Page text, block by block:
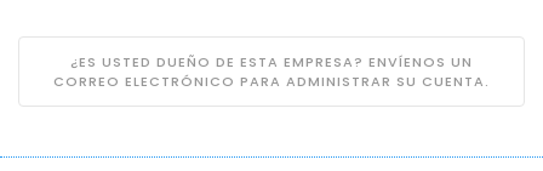
¿ES USTED DUEÑO DE ESTA EMPRESA? ENVÍENOS UN
CORREO ELECTRÓNICO PARA ADMINISTRAR SU CUENTA.